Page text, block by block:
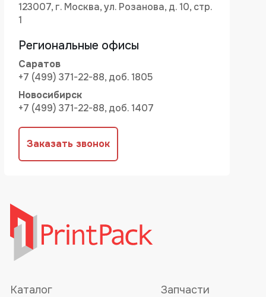
123007, г. Москва, ул. Розанова, д. 10, стр.
1
Региональные офисы
Саратов
+7 (499) 371-22-88, доб. 1805
Новосибирск
+7 (499) 371-22-88, доб. 1407
Заказать звонок
Каталог
Запчасти